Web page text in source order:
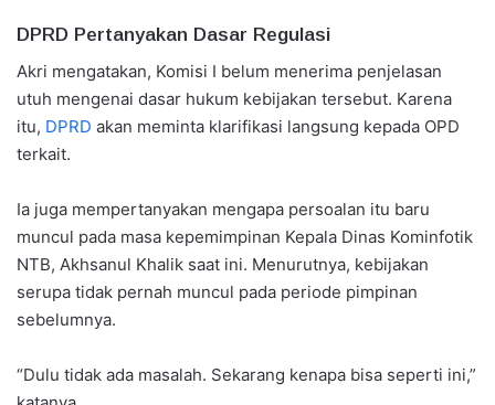
DPRD Pertanyakan Dasar Regulasi
Akri mengatakan, Komisi I belum menerima penjelasan
utuh mengenai dasar hukum kebijakan tersebut. Karena
itu, DPRD akan meminta klarifikasi langsung kepada OPD
terkait.
Ia juga mempertanyakan mengapa persoalan itu baru
muncul pada masa kepemimpinan Kepala Dinas Kominfotik
NTB, Akhsanul Khalik saat ini. Menurutnya, kebijakan
serupa tidak pernah muncul pada periode pimpinan
sebelumnya.
“Dulu tidak ada masalah. Sekarang kenapa bisa seperti ini,”